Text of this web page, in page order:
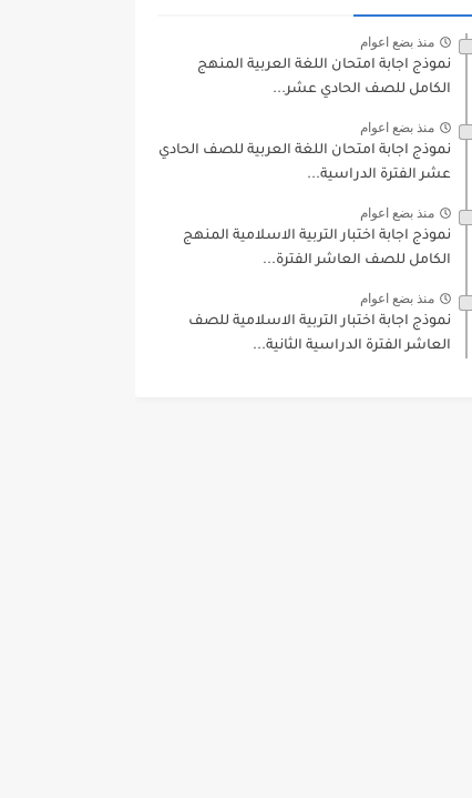
منذ بضع اعوام
نموذج اجابة امتحان اللغة العربية المنهج
الكامل للصف الحادي عشر...
منذ بضع اعوام
نموذج اجابة امتحان اللغة العربية للصف الحادي
عشر الفترة الدراسية...
منذ بضع اعوام
نموذج اجابة اختبار التربية الاسلامية المنهج
الكامل للصف العاشر الفترة...
منذ بضع اعوام
نموذج اجابة اختبار التربية الاسلامية للصف
العاشر الفترة الدراسية الثانية...